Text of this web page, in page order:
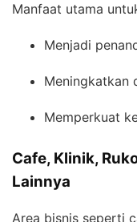
Manfaat utama
Menjadi
Meningkatkan
Memperkuat
Cafe, Klinik,
Lainnya
Area bisnis seperti